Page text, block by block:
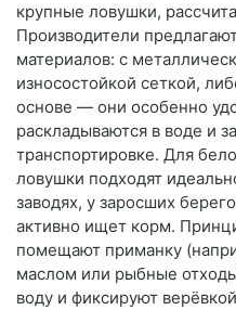
крупные ловушки,
Производители
материалов: с
износостойкой сеткой,
основе — они особенно
раскладываются в воде и
транспортировке. Для
ловушки подходят
заводях, у заросших
активно ищет корм.
помещают приманку
маслом или рыбные
воду и фиксируют